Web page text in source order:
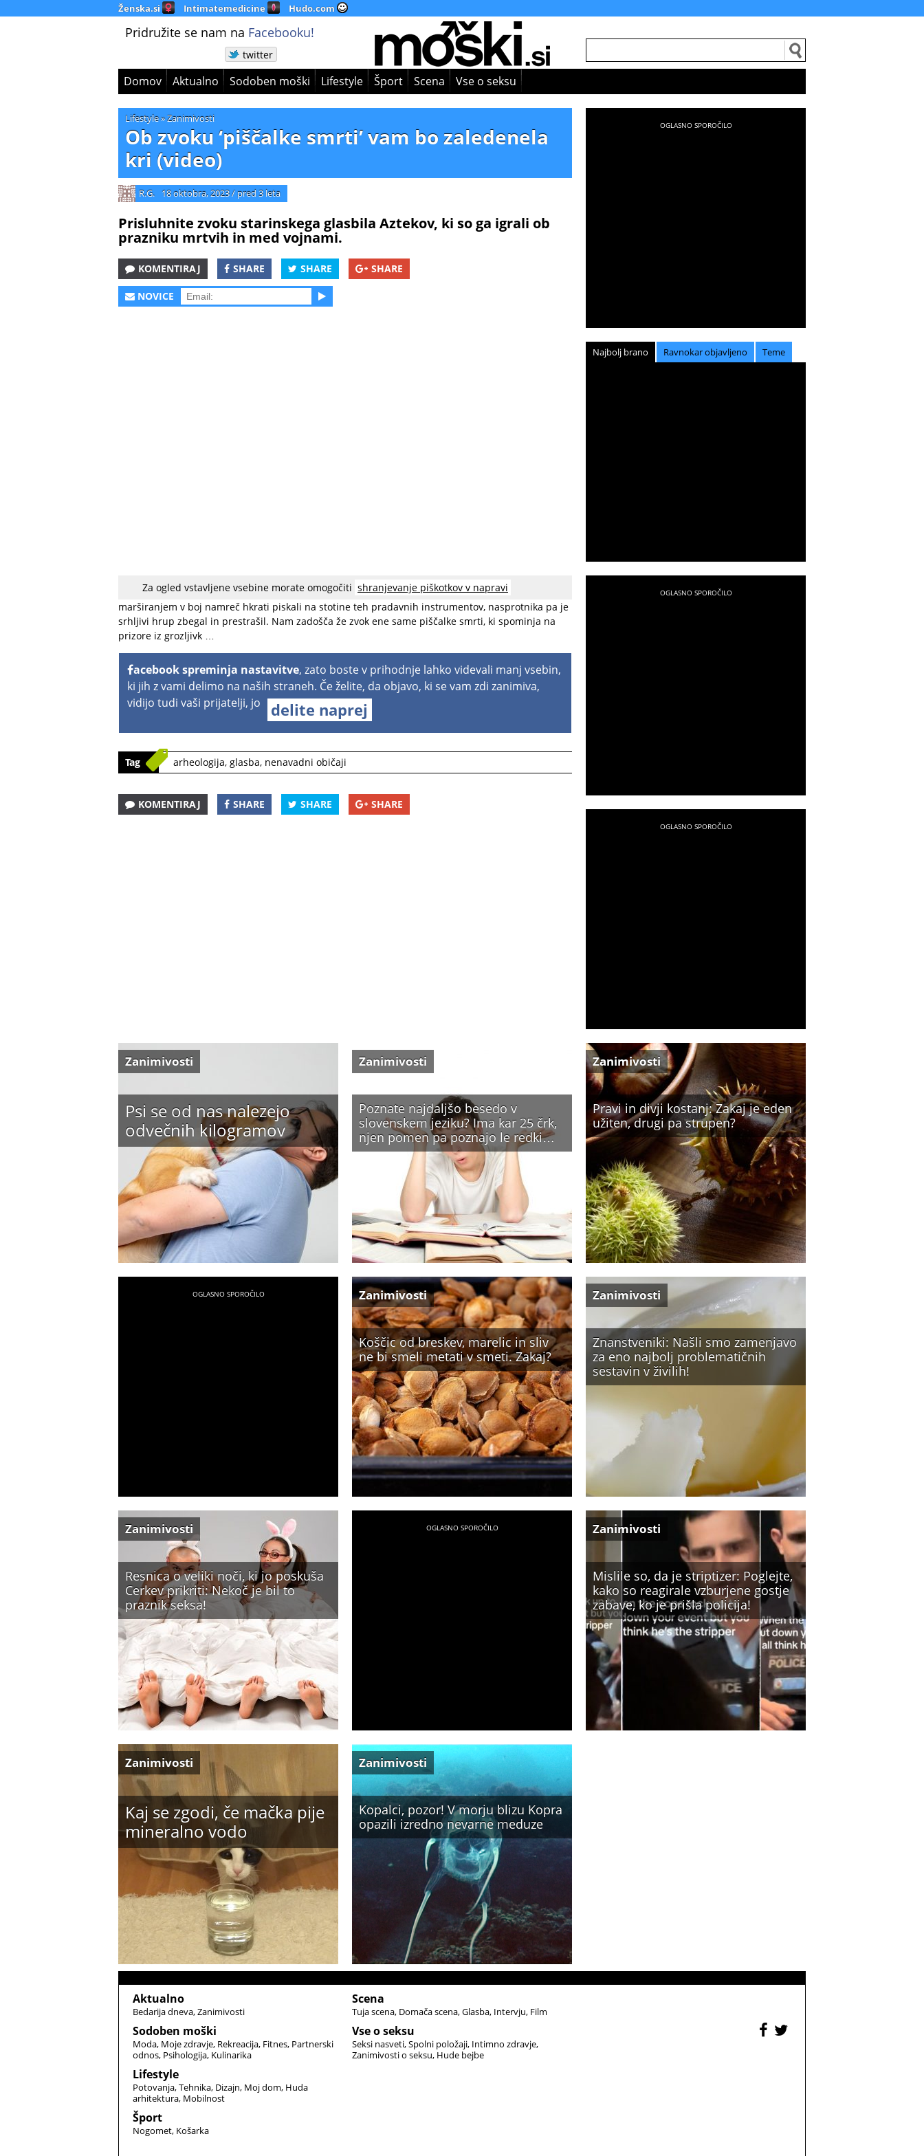
Ženska.si Intimatemedicine Hudo.com
Pridružite se nam na Facebooku!
twitter
Domov Aktualno Sodoben moški Lifestyle Šport Scena Vse o seksu
Lifestyle»Zanimivosti
Ob zvoku ‘piščalke smrti’ vam bo zaledenela
kri (video)
R.G. 18 oktobra, 2023/ pred 3 leta
Prisluhnite zvoku starinskega glasbila Aztekov, ki so ga igrali ob
prazniku mrtvih in med vojnami.
KOMENTIRAJ SHARE SHARE SHARE
NOVICE
Za ogled vstavljene vsebine morate omogočiti shranjevanje piškotkov v napravi
Azteki so te piščali uporabljali predvsem kot neke vrste psihološko orožje. Vojaki so med
marširanjem v boj namreč hkrati piskali na stotine teh pradavnih instrumentov, nasprotnika pa je
srhljivi hrup zbegal in prestrašil. Nam zadošča že zvok ene same piščalke smrti, ki spominja na
prizore iz grozljivk …
acebook spreminja nastavitve, zato boste v prihodnje lahko videvali manj vsebin,
ki jih z vami delimo na naših straneh. Če želite, da objavo, ki se vam zdi zanimiva,
vidijo tudi vaši prijatelji, jo
delite naprej
Tag arheologija, glasba, nenavadni običaji
KOMENTIRAJ SHARE SHARE SHARE
Najbolj brano Ravnokar objavljeno Teme
Psi se od nas nalezejo
odvečnih kilogramov
Zanimivosti
Poznate najdaljšo besedo v
slovenskem jeziku? Ima kar 25 črk,
njen pomen pa poznajo le redki…
Zanimivosti
Pravi in divji kostanj: Zakaj je eden
užiten, drugi pa strupen?
Zanimivosti
Koščic od breskev, marelic in sliv
ne bi smeli metati v smeti. Zakaj?
Zanimivosti
Znanstveniki: Našli smo zamenjavo
za eno najbolj problematičnih
sestavin v živilih!
Zanimivosti
Resnica o veliki noči, ki jo poskuša
Cerkev prikriti: Nekoč je bil to
praznik seksa!
Zanimivosti
Mislile so, da je striptizer: Poglejte,
kako so reagirale vzburjene gostje
zabave, ko je prišla policija!
Zanimivosti
Kaj se zgodi, če mačka pije
mineralno vodo
Zanimivosti
Kopalci, pozor! V morju blizu Kopra
opazili izredno nevarne meduze
Zanimivosti
Aktualno
Bedarija dneva Zanimivosti
Sodoben moški
Moda Moje zdravje Rekreacija Fitnes Partnerski
odnos Psihologija Kulinarika
Lifestyle
Potovanja Tehnika Dizajn Moj dom Huda
arhitektura Mobilnost
Šport
Nogomet Košarka
Scena
Tuja scena Domača scena Glasba Intervju Film
Vse o seksu
Seksi nasveti Spolni položaji Intimno zdravje
Zanimivosti o seksu Hude bejbe